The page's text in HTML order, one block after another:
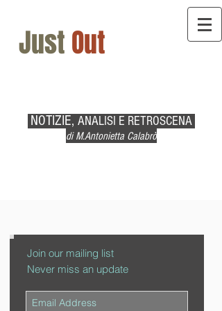
NOTIZIE, ANALISI E RETROSCENA
di M.Antonietta Calabrò
JustOut
Join our mailing list
Never miss an update